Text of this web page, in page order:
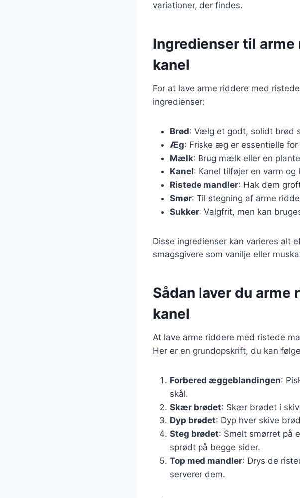
variationer, der findes.
Ingredienser til
kanel
For at lave arme riddere med
ingredienser:
Brød: Vælg et godt, solidt brød
Æg: Friske æg er essentielle
Mælk: Brug mælk eller en
Kanel: Kanel tilføjer en varm
Ristede mandler: Hak dem
Smør: Til stegning af arme
Sukker: Valgfrit, men kan
Disse ingredienser kan varieres alt
smagsgivere som vanilje eller
Sådan laver du
kanel
At lave arme riddere med ristede
Her er en grundopskrift, du kan
Forbered æggeblandingen:
skål.
Skær brødet: Skær brødet i
Dyp brødet: Dyp hver skive
Steg brødet: Smelt smørret på
sprødt på begge sider.
Top med mandler: Drys de
serverer dem.